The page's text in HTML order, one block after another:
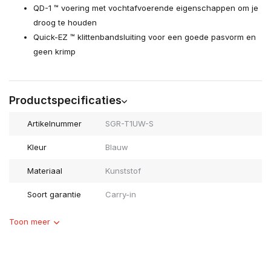
QD-1 ™ voering met vochtafvoerende eigenschappen om je
droog te houden
Quick-EZ ™ klittenbandsluiting voor een goede pasvorm en
geen krimp
Productspecificaties
Artikelnummer SGR-T1UW-S
Kleur Blauw
Materiaal Kunststof
Soort garantie Carry-in
Toon meer